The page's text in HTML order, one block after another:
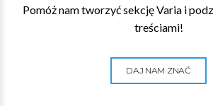
Pomóż nam tworzyć sekcję Varia i
treściami!
DAJ NAM ZNAĆ